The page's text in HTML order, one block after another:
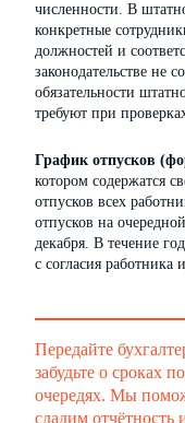
численности. В
конкретные
должностей и
законодательстве не
обязательности
требуют при
График отпусков
котором содержатся
отпусков всех
отпусков на
декабря. В течение
с согласия работника
Передайте
забудьте о сроках
очередях. Мы
сдадим отчётность